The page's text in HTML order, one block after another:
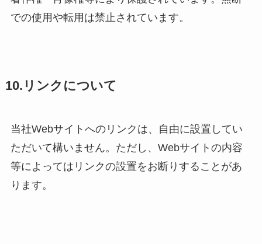
での使用や転用は禁止されています。
10.リンクについて
当社Webサイトへのリンクは、自由に設置してい
ただいて構いません。ただし、Webサイトの内容
等によってはリンクの設置をお断りすることがあ
ります。